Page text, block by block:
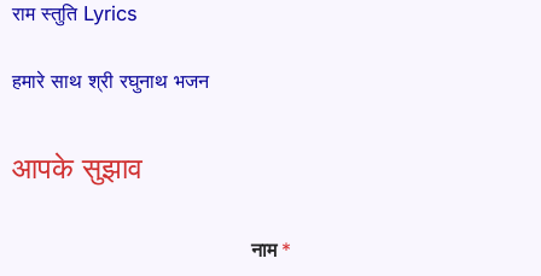
राम स्तुति Lyrics
हमारे साथ श्री रघुनाथ भजन
आपके सुझाव
नाम*